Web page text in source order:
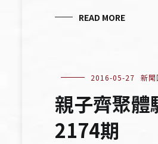
READ MORE
2016-05-27 新聞
親子齊聚體
2174期